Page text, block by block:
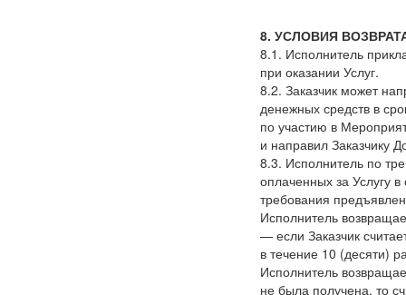
8. УСЛОВИЯ
8.1. Исполнитель
при оказании Услуг.
8.2. Заказчик может
денежных средств в
по участию в
и направил Заказчику
8.3. Исполнитель по
оплаченных за Услугу
требования
Исполнитель
— если Заказчик
в течение 10 (десяти)
Исполнитель
не была получена, то